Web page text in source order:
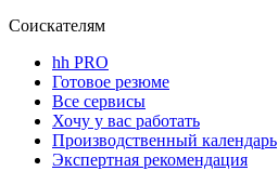
Соискателям
hh PRO
Готовое резюме
Все сервисы
Хочу у вас работать
Производственный календарь
Экспертная рекомендация